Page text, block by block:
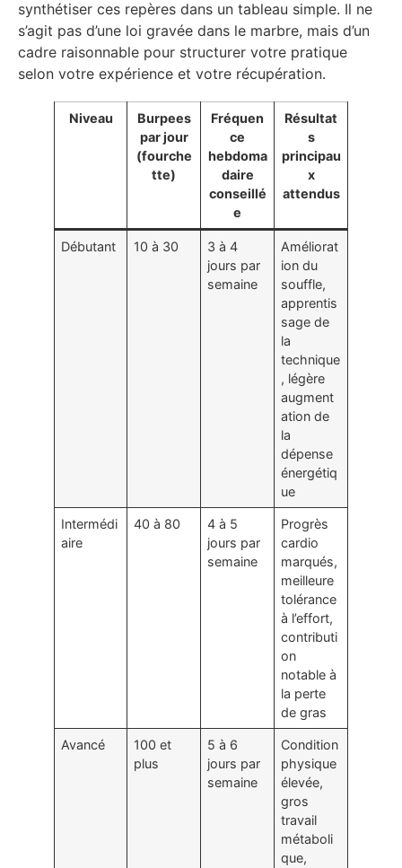
synthétiser ces repères dans un tableau simple. Il ne
s’agit pas d’une loi gravée dans le marbre, mais d’un
cadre raisonnable pour structurer votre pratique
selon votre expérience et votre récupération.
Niveau
Burpees
par jour
(fourche
tte)
Fréquen
ce
hebdoma
daire
conseillé
e
Résultat
s
principau
x
attendus
Débutant 10 à 30
3 à 4
jours par
semaine
Améliorat
ion du
souffle,
apprentis
sage de
la
technique
, légère
augment
ation de
la
dépense
énergétiq
ue
Intermédi
aire
40 à 80
4 à 5
jours par
semaine
Progrès
cardio
marqués,
meilleure
tolérance
à l’effort,
contributi
on
notable à
la perte
de gras
Avancé
100 et
plus
5 à 6
jours par
semaine
Condition
physique
élevée,
gros
travail
métaboli
que,